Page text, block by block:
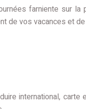
farniente sur
de vos vacances et
international, carte